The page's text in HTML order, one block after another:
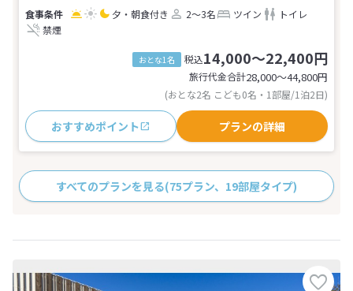
夕・朝食付き 2～3名 ツイン
トイレ
禁煙
おとな1名 税込14,000～22,400円
旅行代金合計28,000〜44,800円
(おとな2名 こども0名・1部屋/1泊2日)
おすすめポイント プランの詳細
すべてのプランを見る(75プラン、19部屋タイプ)